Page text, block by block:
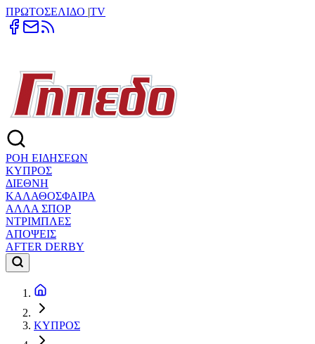
ΠΡΩΤΟΣΕΛΙΔΟ |TV
ΡΟΗ ΕΙΔΗΣΕΩΝ
ΚΥΠΡΟΣ
ΔΙΕΘΝΗ
ΚΑΛΑΘΟΣΦΑΙΡΑ
ΑΛΛΑ ΣΠΟΡ
ΝΤΡΙΜΠΛΕΣ
ΑΠΟΨΕΙΣ
AFTER DERBY
ΚΥΠΡΟΣ